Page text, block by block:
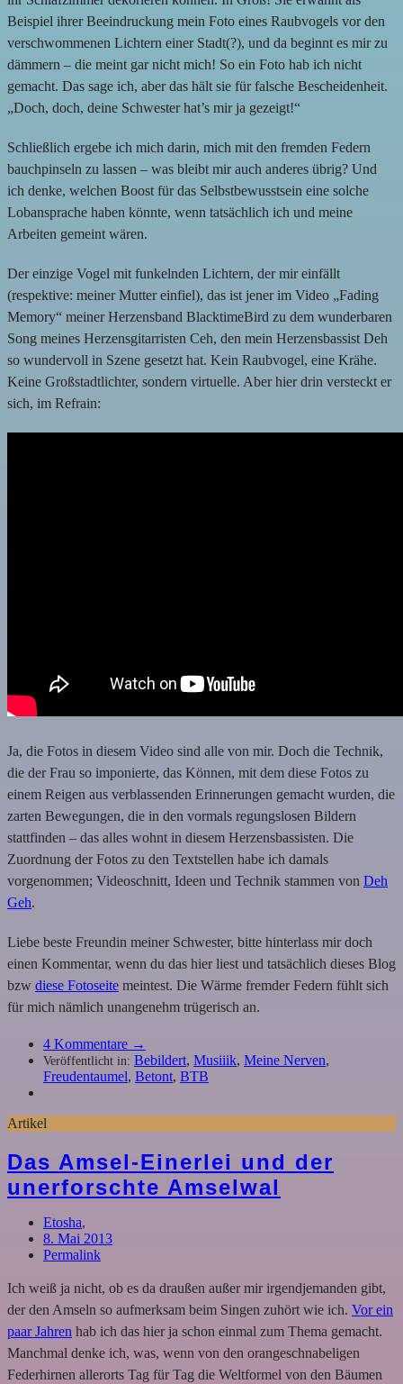
Beispiel ihrer Beeindruckung mein Foto eines Raubvogels vor den
verschwommenen Lichtern einer Stadt(?), und da beginnt es mir zu
dämmern – die meint gar nicht mich! So ein Foto hab ich nicht
gemacht. Das sage ich, aber das hält sie für falsche Bescheidenheit.
„Doch, doch, deine Schwester hat’s mir ja gezeigt!“
Schließlich ergebe ich mich darin, mich mit den fremden Federn
bauchpinseln zu lassen – was bleibt mir auch anderes übrig? Und
ich denke, welchen Boost für das Selbstbewusstsein eine solche
Lobansprache haben könnte, wenn tatsächlich ich und meine
Arbeiten gemeint wären.
Der einzige Vogel mit funkelnden Lichtern, der mir einfällt
(respektive: meiner Mutter einfiel), das ist jener im Video „Fading
Memory“ meiner Herzensband BlacktimeBird zu dem wunderbaren
Song meines Herzensgitarristen Ceh, den mein Herzensbassist Deh
so wundervoll in Szene gesetzt hat. Kein Raubvogel, eine Krähe.
Keine Großstadtlichter, sondern virtuelle. Aber hier drin versteckt er
sich, im Refrain:
Ja, die Fotos in diesem Video sind alle von mir. Doch die Technik,
die der Frau so imponierte, das Können, mit dem diese Fotos zu
einem Reigen aus verblassenden Erinnerungen gemacht wurden, die
zarten Bewegungen, die in den vormals regungslosen Bildern
stattfinden – das alles wohnt in diesem Herzensbassisten. Die
Zuordnung der Fotos zu den Textstellen habe ich damals
vorgenommen; Videoschnitt, Ideen und Technik stammen von Deh
Geh.
Liebe beste Freundin meiner Schwester, bitte hinterlass mir doch
einen Kommentar, wenn du das hier liest und tatsächlich dieses Blog
bzw diese Fotoseite meintest. Die Wärme fremder Federn fühlt sich
für mich nämlich unangenehm trügerisch an.
4 Kommentare →
Veröffentlicht in: Bebildert, Musiiik, Meine Nerven,
Freudentaumel, Betont, BTB
Artikel
Das Amsel-Einerlei und der
unerforschte Amselwal
Etosha,
8. Mai 2013
Permalink
Ich weiß ja nicht, ob es da draußen außer mir irgendjemanden gibt,
der den Amseln so aufmerksam beim Singen zuhört wie ich. Vor ein
paar Jahren hab ich das hier ja schon einmal zum Thema gemacht.
Manchmal denke ich, was, wenn von den orangeschnabeligen
Federhirnen allerorts Tag für Tag die Weltformel von den Bäumen